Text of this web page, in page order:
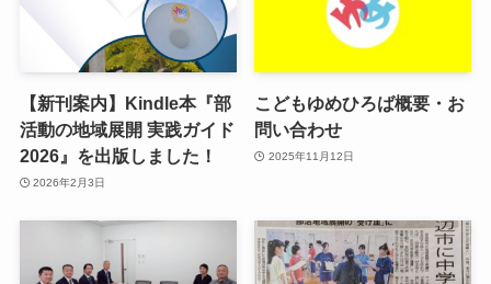
【新刊案内】Kindle本『部
活動の地域展開 実践ガイド
2026』を出版しました！
2026年2月3日
こどもゆめひろば概要・お
問い合わせ
2025年11月12日